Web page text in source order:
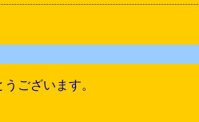
ございます。